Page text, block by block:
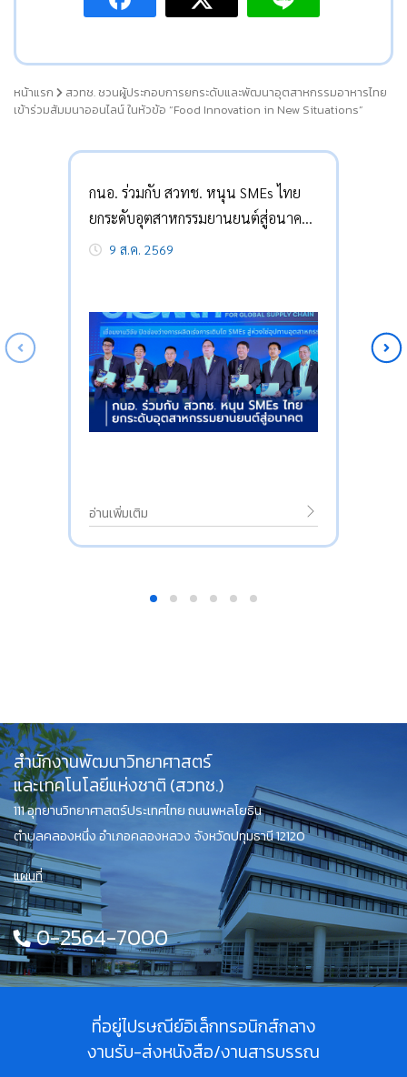
หน้าแรก
สวทช. ชวนผู้ประกอบการยกระดับและพัฒนาอุตสาหกรรมอาหารไทย
เข้าร่วมสัมมนาออนไลน์ ในหัวข้อ “Food Innovation in New Situations”
กนอ. ร่วมกับ สวทช. หนุน SMEs ไทย
ยกระดับอุตสาหกรรมยานยนต์สู่อนาคต
9 ส.ค. 2569
อ่านเพิ่มเติม
สำนักงานพัฒนาวิทยาศาสตร์
และเทคโนโลยีแห่งชาติ (สวทช.)
111 อุทยานวิทยาศาสตร์ประเทศไทย ถนนพหลโยธิน
ตำบลคลองหนึ่ง อำเภอคลองหลวง จังหวัดปทุมธานี 12120
แผนที่
0-2564-7000
ที่อยู่ไปรษณีย์อิเล็กทรอนิกส์กลาง
งานรับ-ส่งหนังสือ/งานสารบรรณ